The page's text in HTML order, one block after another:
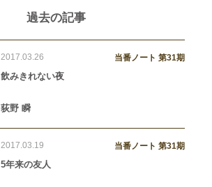
過去の記事
2017.03.26 当番ノート 第31期
飲みきれない夜
荻野 瞬
2017.03.19 当番ノート 第31期
5年来の友人